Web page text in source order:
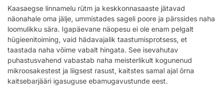
Kaasaegse linnamelu rütm ja keskkonnasaaste jätavad
näonahale oma jälje, ummistades sageli poore ja pärssides naha
loomulikku sära. Igapäevane näopesu ei ole enam pelgalt
hügieenitoiming, vaid hädavajalik taastumisprotsess, et
taastada naha võime vabalt hingata. See isevahutav
puhastusvahend vabastab naha meisterlikult kogunenud
mikroosakestest ja liigsest rasust, kaitstes samal ajal õrna
kaitsebarjääri igasuguse ebamugavustunde eest.